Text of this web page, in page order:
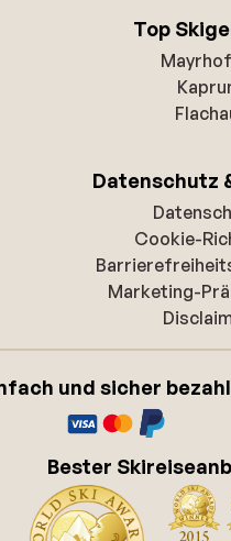
Top
Datenschutz
Cookie-
Marketing-
und sicher
Bester